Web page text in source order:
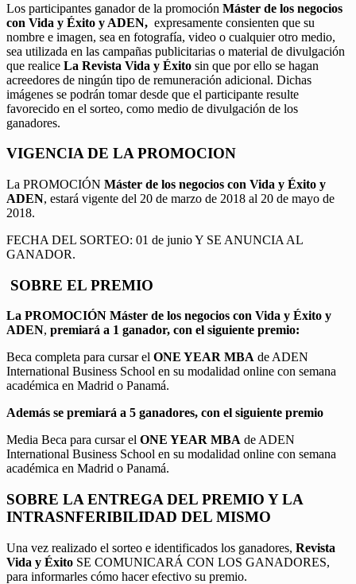
Los participantes ganador de la promoción Máster de los negocios
con Vida y Éxito y ADEN, expresamente consienten que su
nombre e imagen, sea en fotografía, video o cualquier otro medio,
sea utilizada en las campañas publicitarias o material de divulgación
que realice La Revista Vida y Éxito sin que por ello se hagan
acreedores de ningún tipo de remuneración adicional. Dichas
imágenes se podrán tomar desde que el participante resulte
favorecido en el sorteo, como medio de divulgación de los
ganadores.
VIGENCIA DE LA PROMOCION
La PROMOCIÓN Máster de los negocios con Vida y Éxito y
ADEN, estará vigente del 20 de marzo de 2018 al 20 de mayo de
2018.
FECHA DEL SORTEO: 01 de junio Y SE ANUNCIA AL
GANADOR.
SOBRE EL PREMIO
La PROMOCIÓN Máster de los negocios con Vida y Éxito y
ADEN, premiará a 1 ganador, con el siguiente premio:
Beca completa para cursar el ONE YEAR MBA de ADEN
International Business School en su modalidad online con semana
académica en Madrid o Panamá.
Además se premiará a 5 ganadores, con el siguiente premio
Media Beca para cursar el ONE YEAR MBA de ADEN
International Business School en su modalidad online con semana
académica en Madrid o Panamá.
SOBRE LA ENTREGA DEL PREMIO Y LA
INTRASNFERIBILIDAD DEL MISMO
Una vez realizado el sorteo e identificados los ganadores, Revista
Vida y Éxito SE COMUNICARÁ CON LOS GANADORES,
para informarles cómo hacer efectivo su premio.